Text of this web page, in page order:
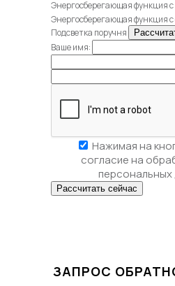
Энергосберегающая функция
Энергосберегающая функция с
Подсветка поручня
Ваше имя:
Нажимая на
согласие на
персональных
ЗАПРОС